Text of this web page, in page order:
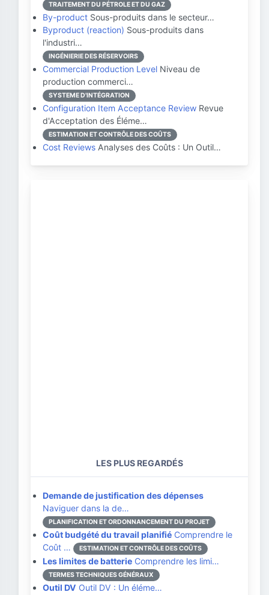
TRAITEMENT DU PÉTROLE ET DU GAZ
By-product Sous-produits dans le secteur…
Byproduct (reaction) Sous-produits dans
l'industri…
INGÉNIERIE DES RÉSERVOIRS
Commercial Production Level Niveau de
production commerci…
SYSTEME D'INTÉGRATION
Configuration Item Acceptance Review Revue
d'Acceptation des Éléme…
ESTIMATION ET CONTRÔLE DES COÛTS
Cost Reviews Analyses des Coûts : Un Outil…
LES PLUS REGARDÉS
Demande de justification des dépenses
Naviguer dans la de…
PLANIFICATION ET ORDONNANCEMENT DU PROJET
Coût budgété du travail planifié Comprendre le
Coût …
ESTIMATION ET CONTRÔLE DES COÛTS
Les limites de batterie Comprendre les limi…
TERMES TECHNIQUES GÉNÉRAUX
Outil DV Outil DV : Un éléme…